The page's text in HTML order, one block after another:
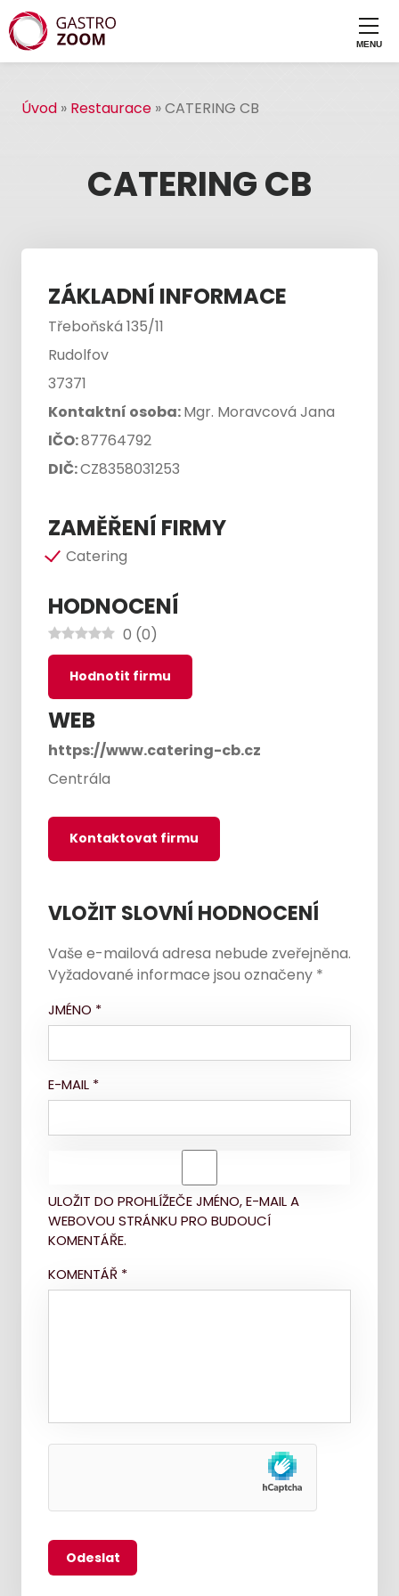
Úvod » Restaurace »CATERING CB
CATERING CB
ZÁKLADNÍ INFORMACE
Třeboňská 135/11
Rudolfov
37371
Kontaktní osoba:Mgr. Moravcová Jana
IČO:87764792
DIČ:CZ8358031253
ZAMĚŘENÍ FIRMY
Catering
HODNOCENÍ
0 (0)
Hodnotit firmu
WEB
https://www.catering-cb.cz
Centrála
Kontaktovat firmu
VLOŽIT SLOVNÍ HODNOCENÍ
Vaše e-mailová adresa nebude zveřejněna.
Vyžadované informace jsou označeny *
JMÉNO *
E-MAIL *
ULOŽIT DO PROHLÍŽEČE JMÉNO, E-MAIL A
WEBOVOU STRÁNKU PRO BUDOUCÍ
KOMENTÁŘE.
KOMENTÁŘ *